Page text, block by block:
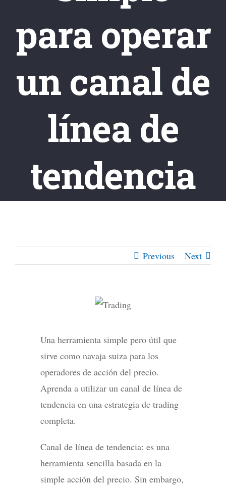
para operar
un canal de
línea de
tendencia
Previous Next
Una herramienta simple pero útil que
sirve como navaja suiza para los
operadores de acción del precio.
Aprenda a utilizar un canal de línea de
tendencia en una estrategia de trading
completa.
Canal de línea de tendencia: es una
herramienta sencilla basada en la
simple acción del precio. Sin embargo,